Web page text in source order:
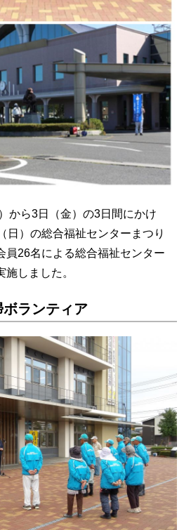
から3日（金）の3日間にかけ
日）の総合福祉センターまつり
員26名による総合福祉センター
しました。
ランティア